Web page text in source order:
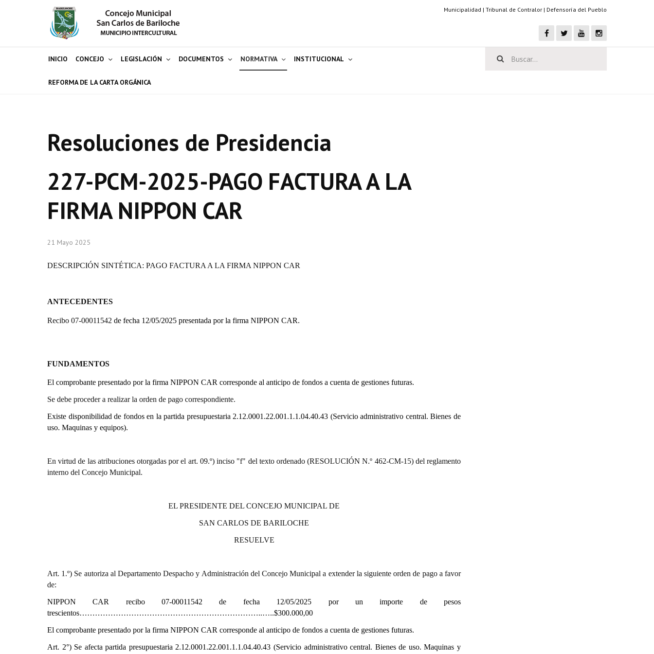
Municipalidad | Tribunal de Contralor | Defensoría del Pueblo
INICIO CONCEJO LEGISLACIÓN DOCUMENTOS NORMATIVA INSTITUCIONAL
REFORMA DE LA CARTA ORGÁNICA
Resoluciones de Presidencia
227-PCM-2025-PAGO FACTURA A LA
FIRMA NIPPON CAR
21 Mayo 2025
DESCRIPCIÓN SINTÉTICA: PAGO FACTURA A LA FIRMA NIPPON CAR
ANTECEDENTES
Recibo 07-00011542 de fecha 12/05/2025 presentada por la firma NIPPON CAR.
FUNDAMENTOS
El comprobante presentado por la firma NIPPON CAR corresponde al anticipo de fondos a cuenta de gestiones futuras.
Se debe proceder a realizar la orden de pago correspondiente.
Existe disponibilidad de fondos en la partida presupuestaria 2.12.0001.22.001.1.1.04.40.43 (Servicio administrativo central. Bienes de
uso. Maquinas y equipos).
En virtud de las atribuciones otorgadas por el art. 09.º) inciso "f" del texto ordenado (RESOLUCIÓN N.º 462-CM-15) del reglamento
interno del Concejo Municipal.
EL PRESIDENTE DEL CONCEJO MUNICIPAL DE
SAN CARLOS DE BARILOCHE
RESUELVE
Art. 1.º) Se autoriza al Departamento Despacho y Administración del Concejo Municipal a extender la siguiente orden de pago a favor
de:
NIPPON CAR recibo 07-00011542 de fecha 12/05/2025 por un importe de pesos
trescientos……………………………………………………………..…..$300.000,00
El comprobante presentado por la firma NIPPON CAR corresponde al anticipo de fondos a cuenta de gestiones futuras.
Art. 2°) Se afecta partida presupuestaria 2.12.0001.22.001.1.1.04.40.43 (Servicio administrativo central. Bienes de uso. Maquinas y